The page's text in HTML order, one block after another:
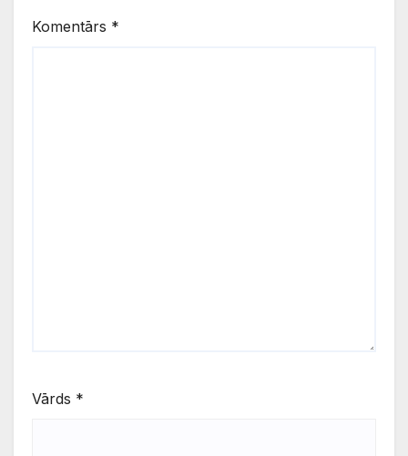
Komentārs *
Vārds *